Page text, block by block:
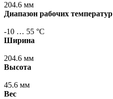
204.6 мм
Диапазон рабочих температур
-10 … 55 °С
Ширина
204.6 мм
Высота
45.6 мм
Вес